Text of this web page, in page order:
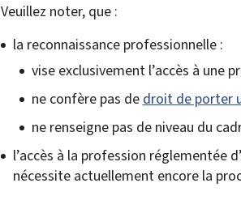
Veuillez noter, que :
la reconnaissance professionnelle :
vise exclusivement l’accès à une
ne confère pas de droit de porter
ne renseigne pas de niveau du
l’accès à la profession réglementée
nécessite actuellement encore la